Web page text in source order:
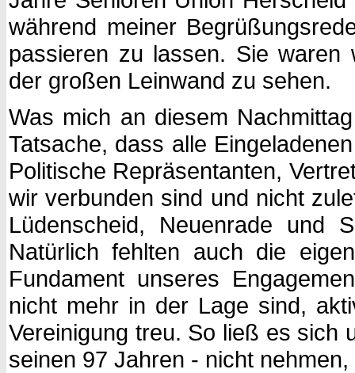
während meiner
passieren zu lassen. Sie waren
der großen Leinwand zu sehen.
Was mich an diesem
Tatsache, dass alle
Politische Repräsentanten,
wir verbunden sind und nicht
Lüdenscheid, Neuenrade und
Natürlich fehlten auch die
Fundament unseres
nicht mehr in der Lage sind,
Vereinigung treu. So ließ es sich
seinen 97 Jahren - nicht